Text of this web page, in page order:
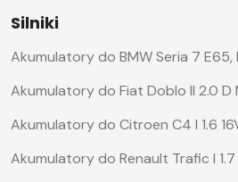
Silniki
Akumulatory do BMW Seria 7 E65,
Akumulatory do Fiat Doblo II 2.0
Akumulatory do Citroen C4 I 1.6
Akumulatory do Renault Trafic I